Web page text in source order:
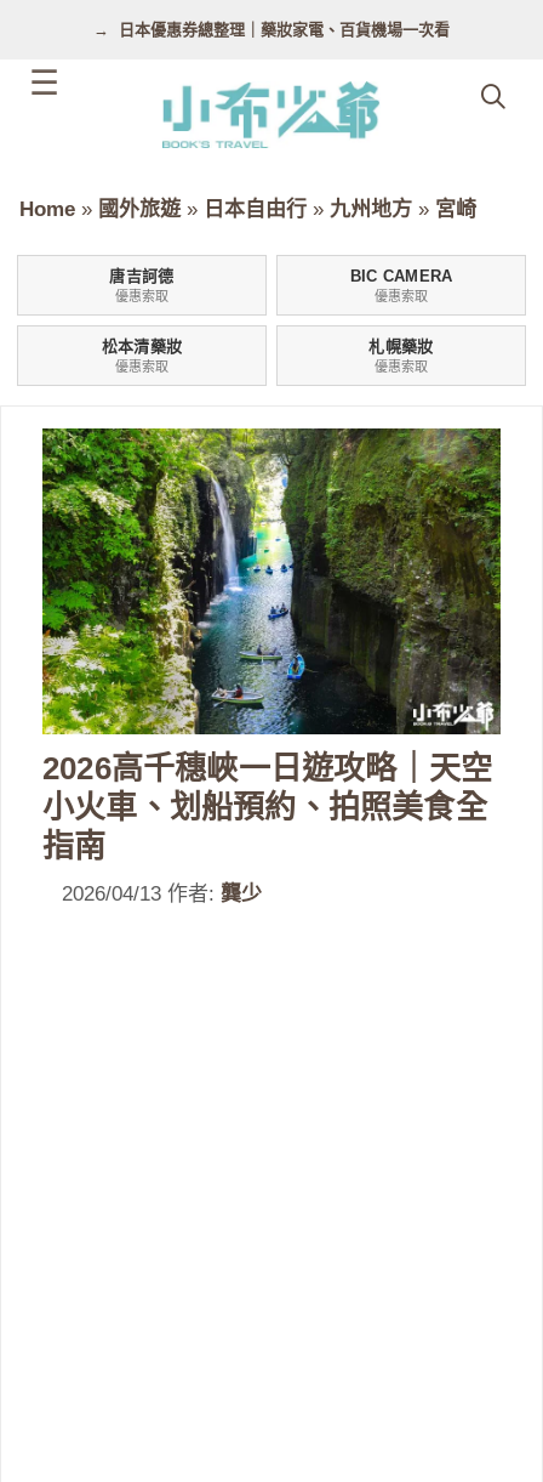
日本優惠券總整理｜藥妝家電、百貨機場一次看
Home » 國外旅遊 » 日本自由行 » 九州地方 » 宮崎
唐吉訶德
優惠索取
BIC CAMERA
優惠索取
松本清藥妝
優惠索取
札幌藥妝
優惠索取
2026高千穗峽一日遊攻略｜天空
小火車、划船預約、拍照美食全
指南
2026/04/13 作者: 龔少